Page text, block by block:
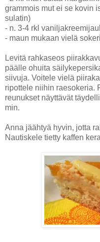
grammois mut ei se kovin
sulatin)
- n. 3-4 rkl
- maun mukaan vielä
Levitä rahkaseos
päälle ohuita
siivuja. Voitele vielä
ripottele niihin raesokeria.
reunukset näyttävät
min.
Anna jäähtyä hyvin, jotta
Nautiskele tietty kaffen